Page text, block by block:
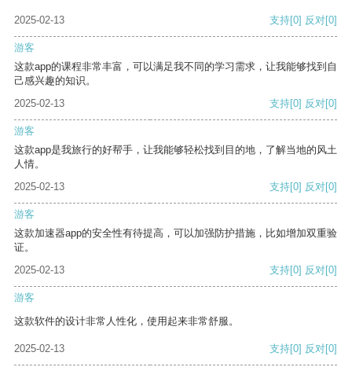
2025-02-13 支持[0] 反对[0]
游客
这款app的课程非常丰富，可以满足我不同的学习需求，让我能够找到自
己感兴趣的知识。
2025-02-13
支持[0] 反对[0]
游客
这款app是我旅行的好帮手，让我能够轻松找到目的地，了解当地的风土
人情。
2025-02-13
支持[0] 反对[0]
游客
这款加速器app的安全性有待提高，可以加强防护措施，比如增加双重验
证。
2025-02-13
支持[0] 反对[0]
游客
这款软件的设计非常人性化，使用起来非常舒服。
2025-02-13 支持[0] 反对[0]